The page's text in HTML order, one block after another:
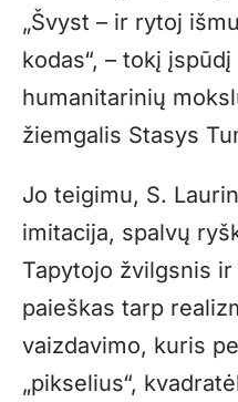
„Švyst – ir rytoj
kodas“, – tokį
humanitarinių
žiemgalis Stasys
Jo teigimu, S.
imitacija, spalvų
Tapytojo žvilgsnis
paieškas tarp
vaizdavimo, kuris
„pikselius“,